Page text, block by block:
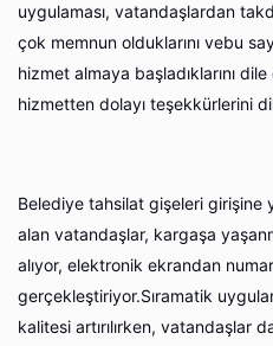
uygulaması, vatandaşlardan
çok memnun olduklarını vebu
hizmet almaya başladıklarını
hizmetten dolayı teşekkürlerini
Belediye tahsilat gişeleri girişine
alan vatandaşlar, kargaşa
alıyor, elektronik ekrandan
gerçekleştiriyor.Sıramatik
kalitesi artırılırken, vatandaşlar